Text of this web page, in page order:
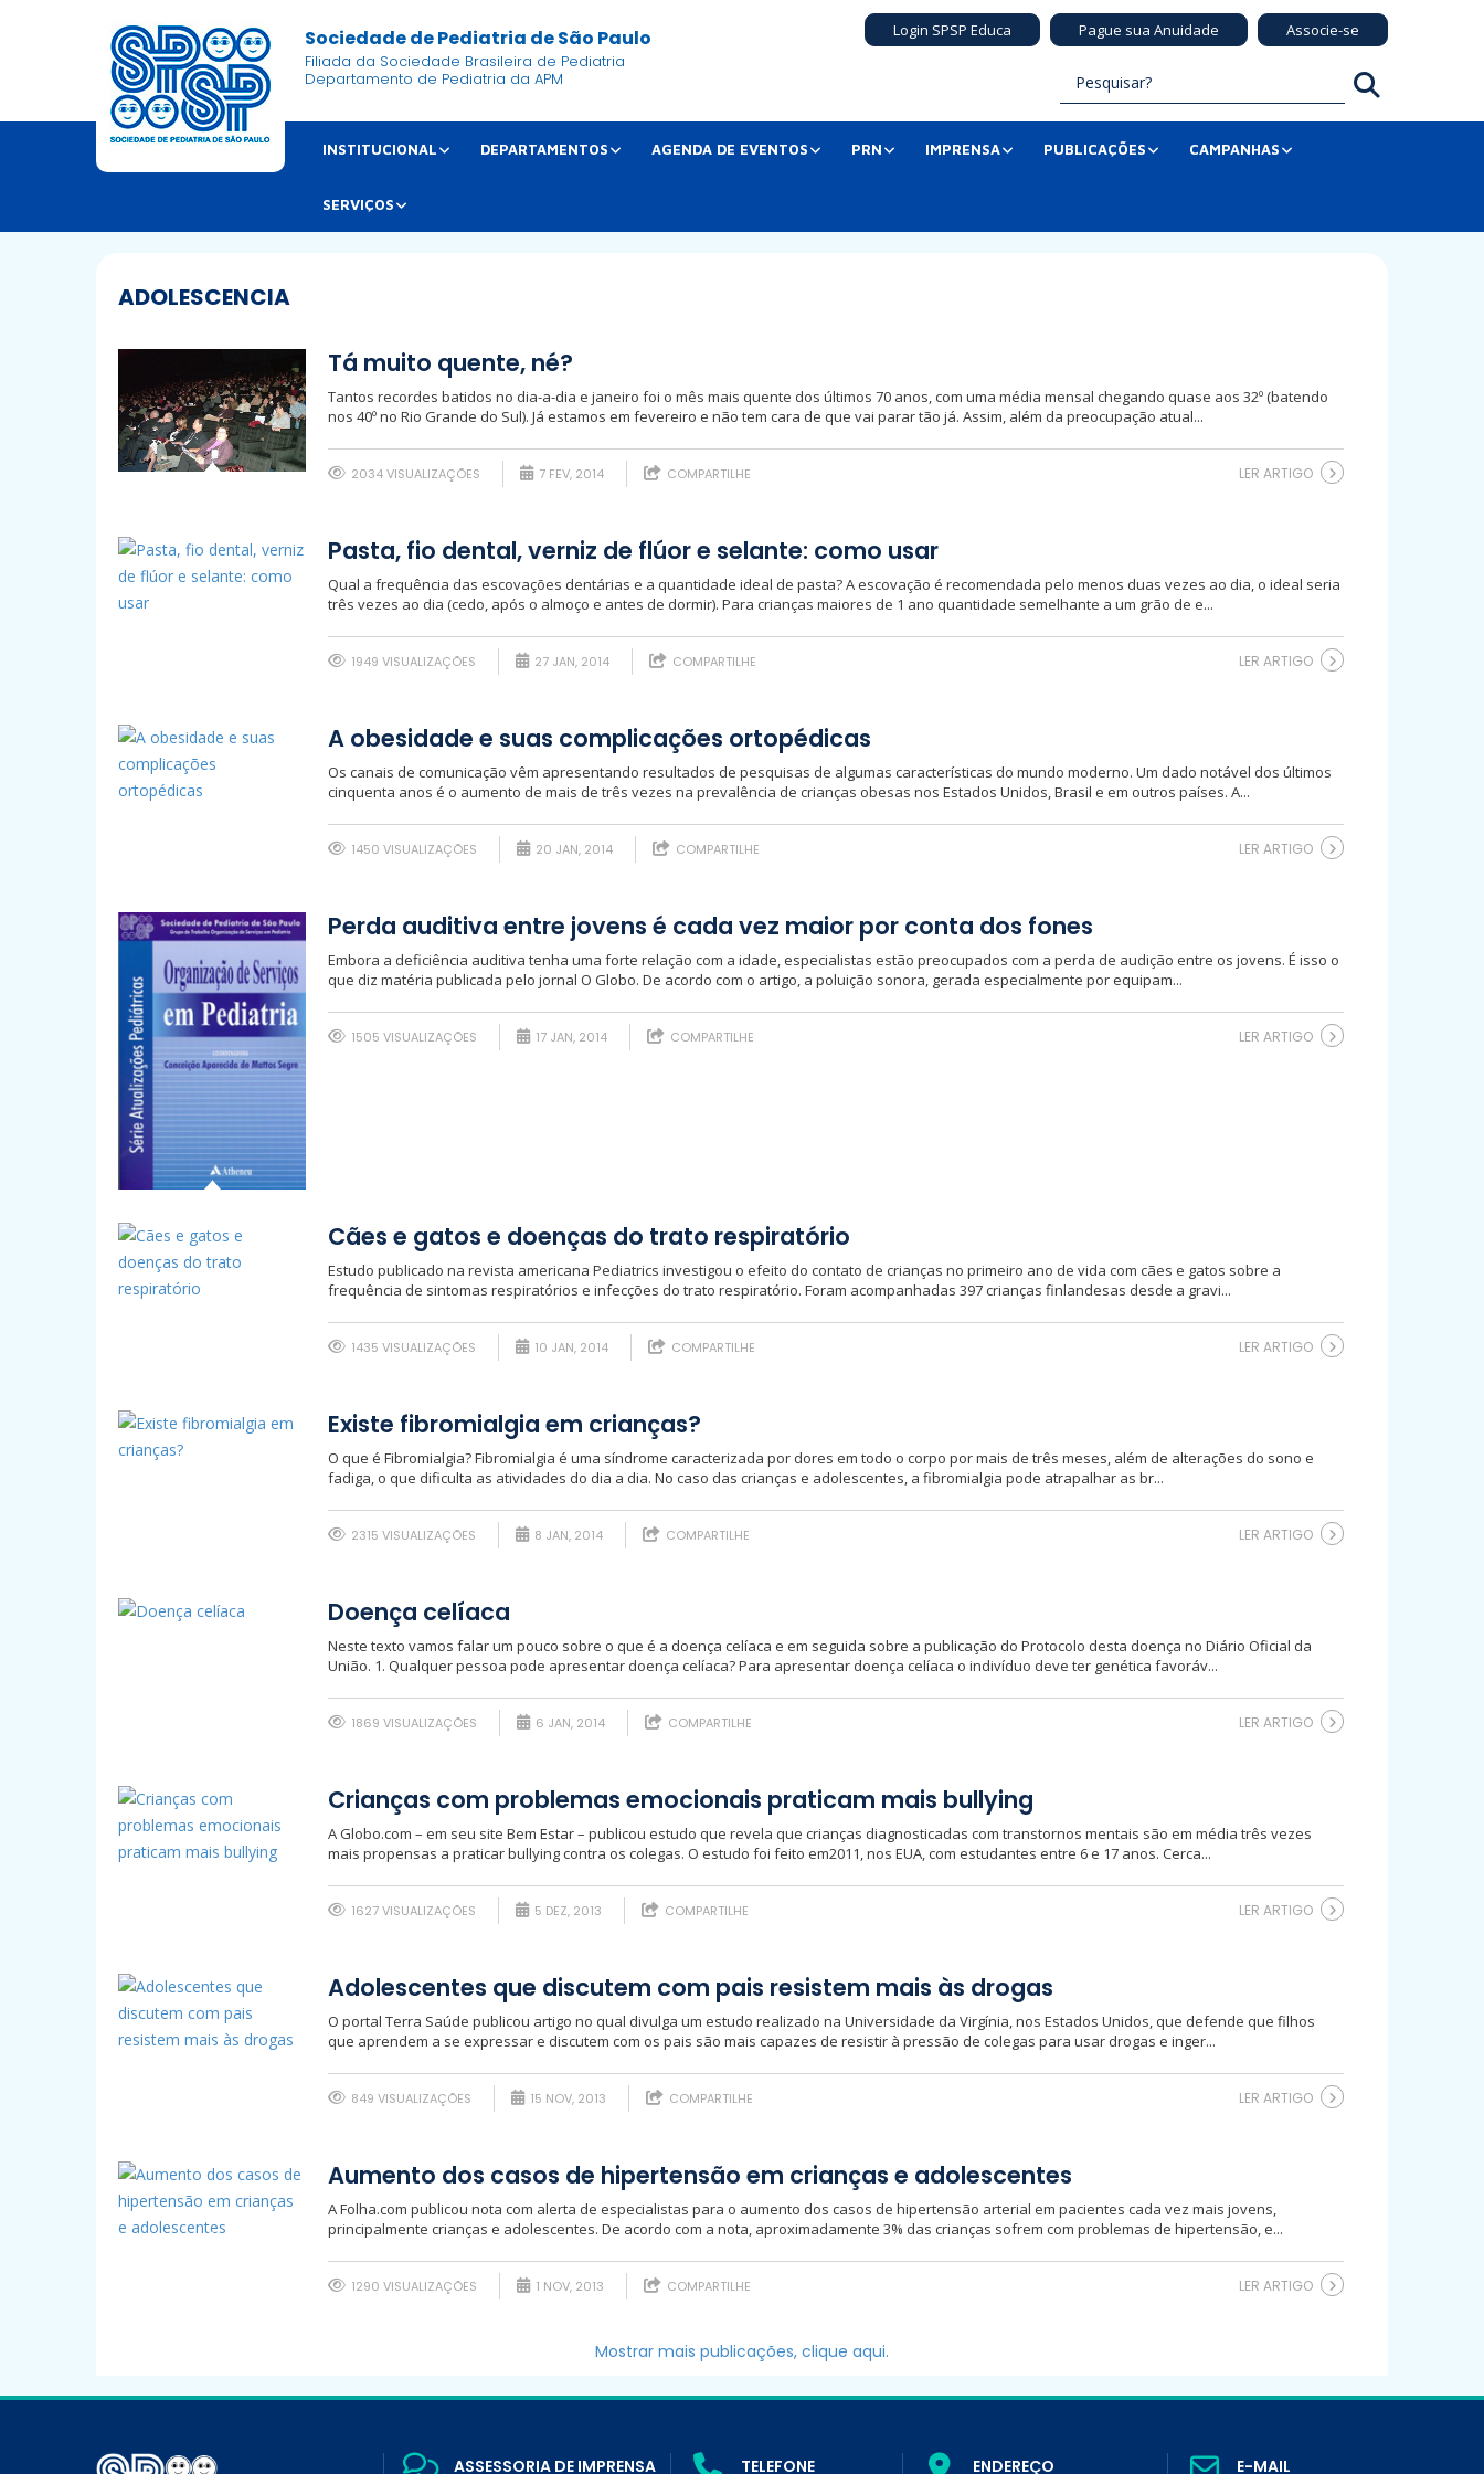
Sociedade de Pediatria de São Paulo
Filiada da Sociedade Brasileira de Pediatria
Departamento de Pediatria da APM
Login SPSP Educa Pague sua Anuidade Associe-se
INSTITUCIONAL DEPARTAMENTOS AGENDA DE EVENTOS PRN IMPRENSA PUBLICAÇÕES CAMPANHAS
SERVIÇOS
ADOLESCENCIA
Tá muito quente, né?
Tantos recordes batidos no dia-a-dia e janeiro foi o mês mais quente dos últimos 70 anos, com uma média mensal chegando quase aos 32º (batendo
nos 40º no Rio Grande do Sul). Já estamos em fevereiro e não tem cara de que vai parar tão já. Assim, além da preocupação atual...
2034 VISUALIZAÇÕES 7 FEV, 2014 COMPARTILHE LER ARTIGO
Pasta, fio dental, verniz de flúor e selante: como usar
Qual a frequência das escovações dentárias e a quantidade ideal de pasta? A escovação é recomendada pelo menos duas vezes ao dia, o ideal seria
três vezes ao dia (cedo, após o almoço e antes de dormir). Para crianças maiores de 1 ano quantidade semelhante a um grão de e...
1949 VISUALIZAÇÕES 27 JAN, 2014 COMPARTILHE LER ARTIGO
A obesidade e suas complicações ortopédicas
Os canais de comunicação vêm apresentando resultados de pesquisas de algumas características do mundo moderno. Um dado notável dos últimos
cinquenta anos é o aumento de mais de três vezes na prevalência de crianças obesas nos Estados Unidos, Brasil e em outros países. A...
1450 VISUALIZAÇÕES 20 JAN, 2014 COMPARTILHE LER ARTIGO
Perda auditiva entre jovens é cada vez maior por conta dos fones
Embora a deficiência auditiva tenha uma forte relação com a idade, especialistas estão preocupados com a perda de audição entre os jovens. É isso o
que diz matéria publicada pelo jornal O Globo. De acordo com o artigo, a poluição sonora, gerada especialmente por equipam...
1505 VISUALIZAÇÕES 17 JAN, 2014 COMPARTILHE LER ARTIGO
Cães e gatos e doenças do trato respiratório
Estudo publicado na revista americana Pediatrics investigou o efeito do contato de crianças no primeiro ano de vida com cães e gatos sobre a
frequência de sintomas respiratórios e infecções do trato respiratório. Foram acompanhadas 397 crianças finlandesas desde a gravi...
1435 VISUALIZAÇÕES 10 JAN, 2014 COMPARTILHE LER ARTIGO
Existe fibromialgia em crianças?
O que é Fibromialgia? Fibromialgia é uma síndrome caracterizada por dores em todo o corpo por mais de três meses, além de alterações do sono e
fadiga, o que dificulta as atividades do dia a dia. No caso das crianças e adolescentes, a fibromialgia pode atrapalhar as br...
2315 VISUALIZAÇÕES 8 JAN, 2014 COMPARTILHE LER ARTIGO
Doença celíaca
Neste texto vamos falar um pouco sobre o que é a doença celíaca e em seguida sobre a publicação do Protocolo desta doença no Diário Oficial da
União. 1. Qualquer pessoa pode apresentar doença celíaca? Para apresentar doença celíaca o indivíduo deve ter genética favoráv...
1869 VISUALIZAÇÕES 6 JAN, 2014 COMPARTILHE LER ARTIGO
Crianças com problemas emocionais praticam mais bullying
A Globo.com – em seu site Bem Estar – publicou estudo que revela que crianças diagnosticadas com transtornos mentais são em média três vezes
mais propensas a praticar bullying contra os colegas. O estudo foi feito em2011, nos EUA, com estudantes entre 6 e 17 anos. Cerca...
1627 VISUALIZAÇÕES 5 DEZ, 2013 COMPARTILHE LER ARTIGO
Adolescentes que discutem com pais resistem mais às drogas
O portal Terra Saúde publicou artigo no qual divulga um estudo realizado na Universidade da Virgínia, nos Estados Unidos, que defende que filhos
que aprendem a se expressar e discutem com os pais são mais capazes de resistir à pressão de colegas para usar drogas e inger...
849 VISUALIZAÇÕES 15 NOV, 2013 COMPARTILHE LER ARTIGO
Aumento dos casos de hipertensão em crianças e adolescentes
A Folha.com publicou nota com alerta de especialistas para o aumento dos casos de hipertensão arterial em pacientes cada vez mais jovens,
principalmente crianças e adolescentes. De acordo com a nota, aproximadamente 3% das crianças sofrem com problemas de hipertensão, e...
1290 VISUALIZAÇÕES 1 NOV, 2013 COMPARTILHE LER ARTIGO
Mostrar mais publicações, clique aqui.
ASSESSORIA DE IMPRENSA TELEFONE ENDEREÇO E-MAIL